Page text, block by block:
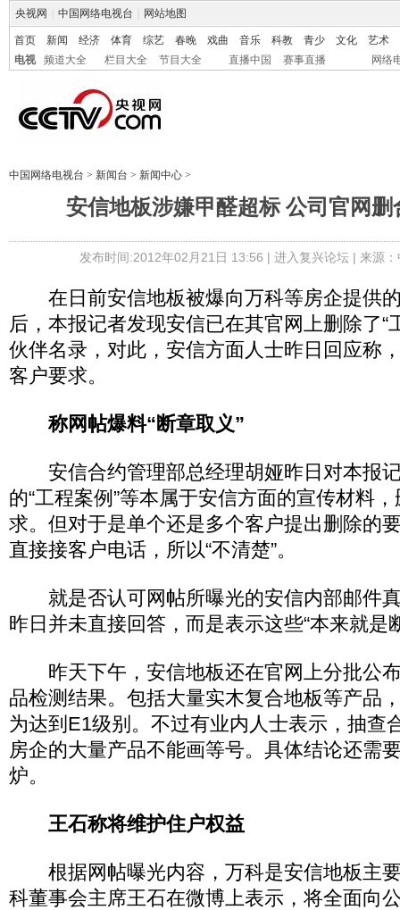
央视网 中国网络电视台 网站地图
首页 新闻 经济 体育 综艺 春晚 戏曲 音乐 科教 青少 文化
艺术
电视
频道大全 栏目大全 节目大全 直播中国 赛事直播 网络
中国网络电视台 > 新闻台 > 新闻中心 >
安信地板涉嫌甲醛超标 公司官网删
发布时间:2012年02月21日 13:56 | 进入复兴论坛| 来源
在日前安信地板被爆向万科等房企提供
后，本报记者发现安信已在其官网上删除了“
伙伴名录，对此，安信方面人士昨日回应称
客户要求。
称网帖爆料“断章取义”
安信合约管理部总经理胡娅昨日对本报
的“工程案例”等本属于安信方面的宣传材料
求。但对于是单个还是多个客户提出删除的
直接接客户电话，所以“不清楚”。
就是否认可网帖所曝光的安信内部邮件
昨日并未直接回答，而是表示这些“本来就是
昨天下午，安信地板还在官网上分批公
品检测结果。包括大量实木复合地板等产品
为达到E1级别。不过有业内人士表示，抽查
房企的大量产品不能画等号。具体结论还需
炉。
王石称将维护住户权益
根据网帖曝光内容，万科是安信地板主
科董事会主席王石在微博上表示，将全面向